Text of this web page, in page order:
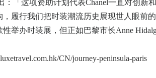
：「这项资助计划代表Chanel一直对创
，履行我们把时装潮流历史展现世人眼前的
性举办时装展，但正如巴黎市长Anne
CN/journey-peninsula-paris